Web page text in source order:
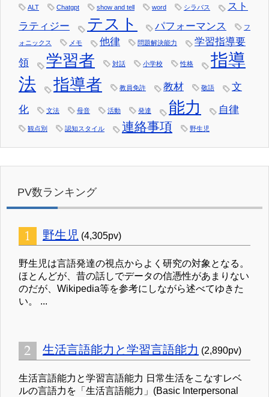
ALT Chatgpt show and tell word シラバス
スト
ラティジー
テスト パフォーマンス フ
ォニックス メモ 他律 問題解決能力
学習指導要
領
学習者 対話 小学校 性格
指導
法
指導者 教員免許 教材 敬語
文
化
文法 母音 活動 発達 能力 自律
観点別 認知スタイル 連絡事項 野生児
PV数ランキング
野生児 (4,305pv)
野生児は言語発達の視点からよく研究の対象となる。
ほとんどが、昔の話しでデータの信憑性があまりない
のだが、Wikipedia等を参考にしながら述べてゆきた
い。 ...
生活言語能力と学習言語能力 (2,890pv)
生活言語能力と学習言語能力 日常生活をこなすレベ
ルの言語力を「生活言語能力」(Basic Interpersonal